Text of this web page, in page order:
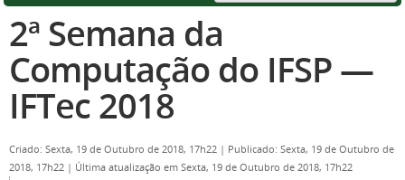
2ª Semana da
Computação do IFSP —
IFTec 2018
Criado: Sexta, 19 de Outubro de 2018, 17h22 | Publicado: Sexta, 19 de Outubro de
2018, 17h22 | Última atualização em Sexta, 19 de Outubro de 2018, 17h22